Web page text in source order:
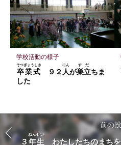
学校活動の様子
卒業式
そつぎょうしき
９２ 人
にん
が巣立
すだ
ちま
した
前の
３年生
ねんせい
わたしたちのまちを